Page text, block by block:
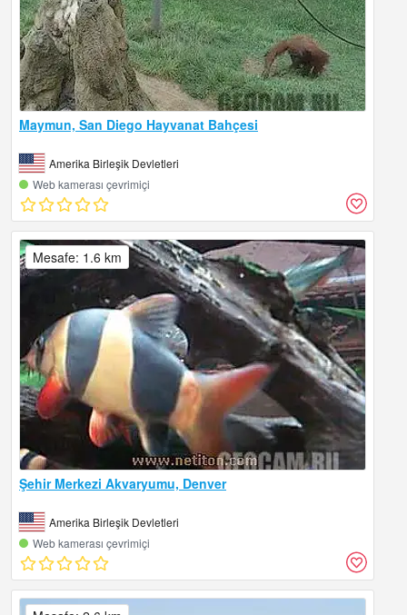
Maymun, San Diego Hayvanat Bahçesi
Amerika Birleşik Devletleri
Web kamerası çevrimiçi
Şehir Merkezi Akvaryumu, Denver
Amerika Birleşik Devletleri
Web kamerası çevrimiçi
Mesafe: 1.6 km